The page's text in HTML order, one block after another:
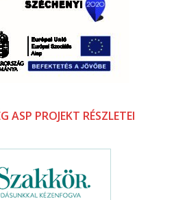
ASP PROJEKT RÉSZLETEI